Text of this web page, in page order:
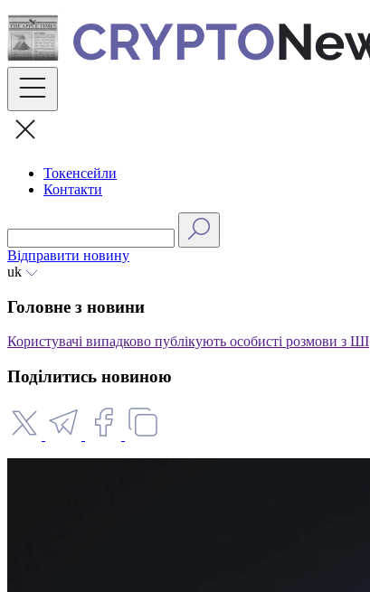
Skip
to
content
Токенсейли
Контакти
Відправити новину
uk
Головне з новини
Користувачі випадково публікують особисті розмови з ШІ
Поділитись новиною